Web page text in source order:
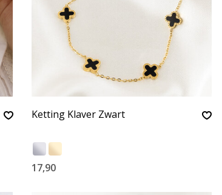
Ketting Klaver Zwart
17,90